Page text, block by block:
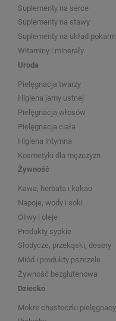
Suplementy na serce
Suplementy na stawy
Suplementy na układ
Witaminy i minerały
Uroda
Pielęgnacja twarzy
Higiena jamy ustnej
Pielęgnacja włosów
Pielęgnacja ciała
Higiena intymna
Kosmetyki dla mężczyzn
Żywność
Kawa, herbata i kakao
Napoje, wody i soki
Oliwy i oleje
Produkty sypkie
Słodycze, przekąski, desery
Miód i produkty pszczele
Żywność bezglutenowa
Dziecko
Mokre chusteczki